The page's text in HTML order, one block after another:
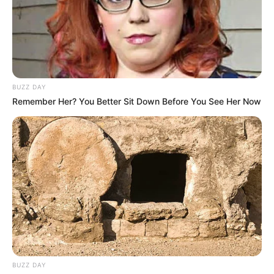
Die schönsten Urlaubsziele in Deutschland
Die beliebtesten Städtereiseziele in Deutschland
Die schönsten Wochenendreiseziele
Die attraktivsten Wellnesshotels in Deutschland
Vorschläge für Urlaubsziele auf der ganzen
Welt
BUZZ DAY
Remember Her? You Better Sit Down Before You See Her Now
BUZZ DAY